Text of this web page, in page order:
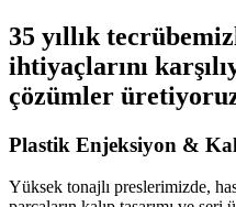
35 yıllık
ihtiyaçlarını
çözümler
Plastik Enjeksiyon &
Yüksek tonajlı preslerimizde,